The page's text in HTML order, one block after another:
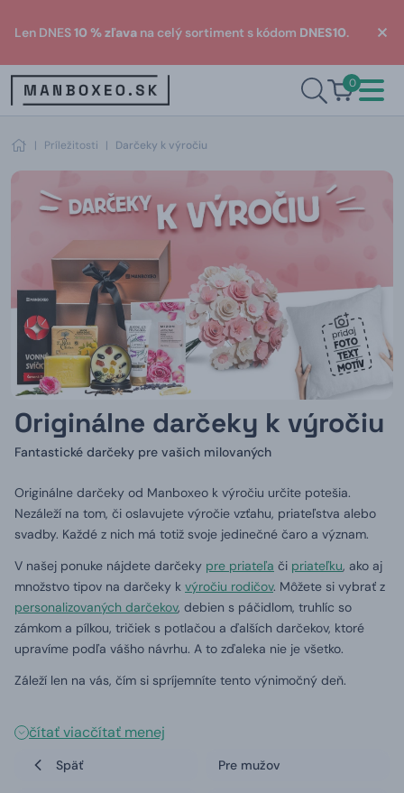
Len DNES10 % zľava na celý sortiment s kódom DNES10.
0
| Príležitosti | Darčeky k výročiu
Originálne darčeky k výročiu
Fantastické darčeky pre vašich milovaných
Originálne darčeky od Manboxeo k výročiu určite potešia.
Nezáleží na tom, či oslavujete výročie vzťahu, priateľstva alebo
svadby. Každé z nich má totiž svoje jedinečné čaro a význam.
V našej ponuke nájdete darčeky pre priateľa či priateľku, ako aj
množstvo tipov na darčeky k výročiu rodičov. Môžete si vybrať z
personalizovaných darčekov, debien s páčidlom, truhlíc so
zámkom a pílkou, tričiek s potlačou a ďalších darčekov, ktoré
upravíme podľa vášho návrhu. A to zďaleka nie je všetko.
Záleží len na vás, čím si spríjemníte tento výnimočný deň.
čítať viacčítať menej
Späť Pre mužov